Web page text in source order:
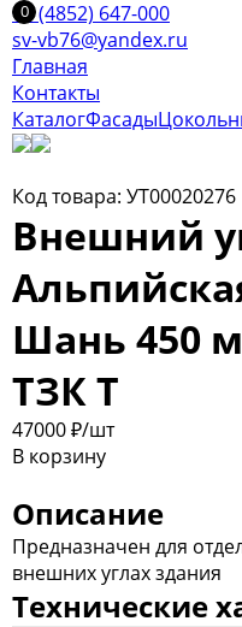
+7 (4852) 647-000
sv-vb76@yandex.ru
Главная
Контакты
КаталогФасады
Код товара: УТ00020276
Внешний
Шань 450
ТЗК Т
47000₽/шт
В корзину
Описание
Предназначен для
внешних углах здания
Технические